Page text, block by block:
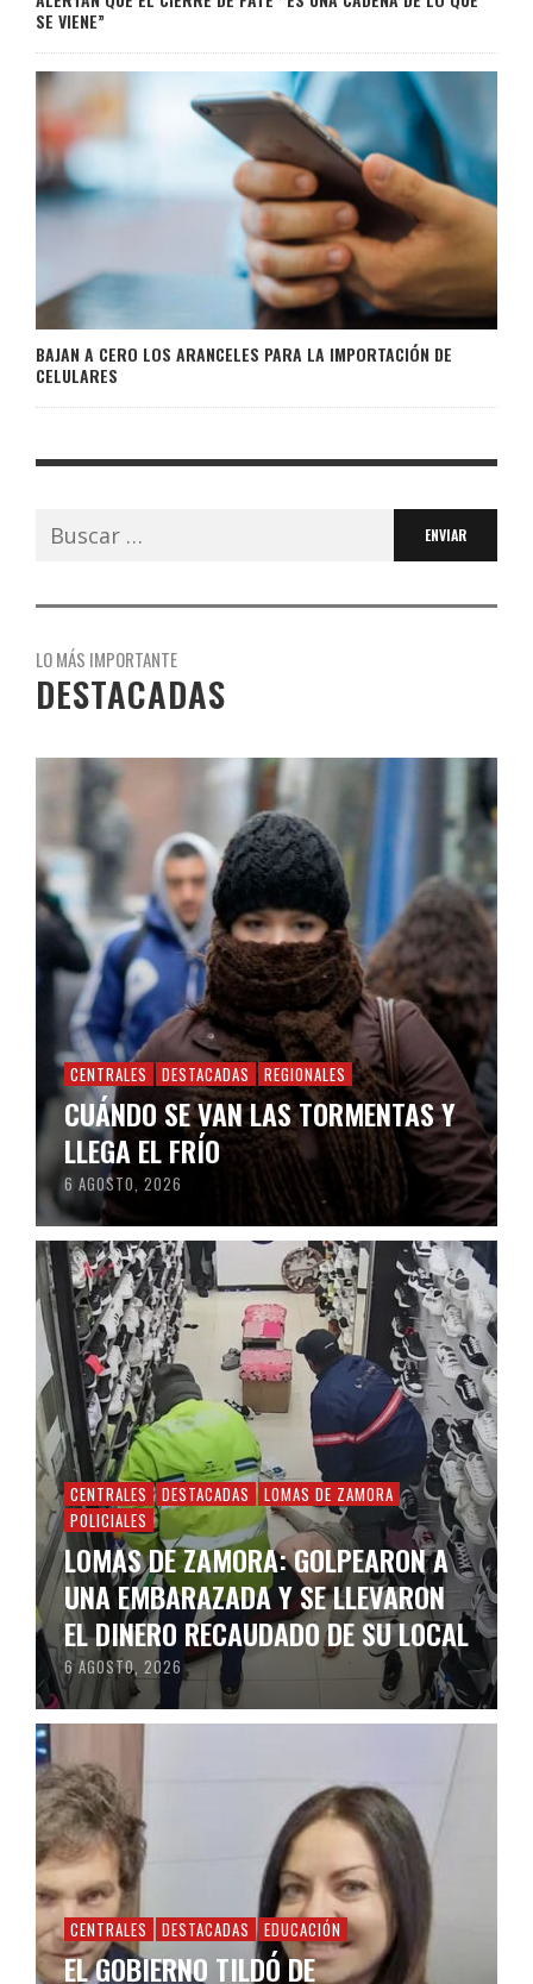
SE VIENE”
BAJAN A CERO LOS ARANCELES PARA LA IMPORTACIÓN DE
CELULARES
Buscar:
LO MÁS IMPORTANTE
DESTACADAS
CENTRALES DESTACADAS REGIONALES
CUÁNDO SE VAN LAS TORMENTAS Y
LLEGA EL FRÍO
6 AGOSTO, 2026
CENTRALES DESTACADAS
LOMAS DE ZAMORA
POLICIALES
LOMAS DE ZAMORA: GOLPEARON A
UNA EMBARAZADA Y SE LLEVARON
EL DINERO RECAUDADO DE SU LOCAL
6 AGOSTO, 2026
CENTRALES DESTACADAS EDUCACIÓN
EL GOBIERNO TILDÓ DE